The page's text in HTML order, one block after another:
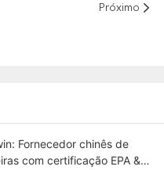
Próximo
Fornecedor chinês de
com certificação EPA &